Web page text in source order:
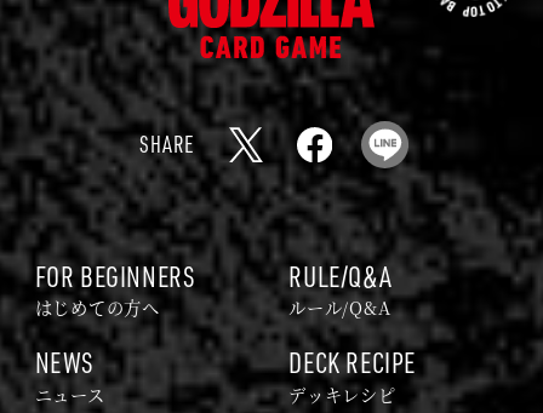
ジ
ラ
カ
ー
ド
ゲ
ー
ム
｜
G
O
SHARE
X
a
e
b
o
o
k
L
N
FOR BEGINNERS
はじめての方へ
NEWS
ニュース
RULE/Q&A
ルール/Q&A
DECK RECIPE
デッキレシピ
に
戻